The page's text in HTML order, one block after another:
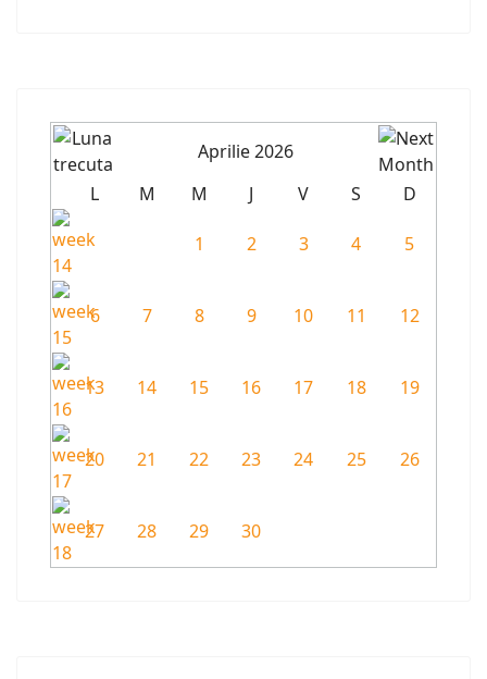
Aprilie 2026
L
M M J V S D
1 2 3 4 5
6 7 8 9 10 11 12
13 14 15 16 17 18 19
20 21 22 23 24 25 26
27 28 29 30